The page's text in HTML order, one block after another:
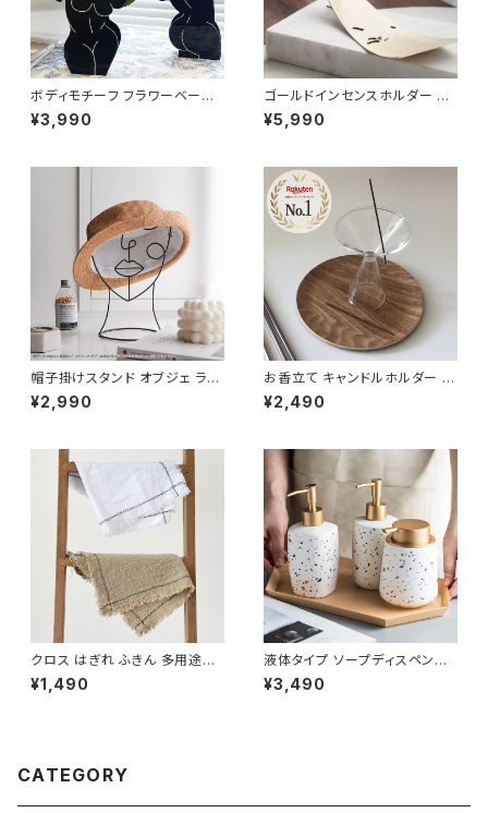
ボディモチーフ フラワーベース
花瓶 おしゃれ アート NTFV00
7
¥3,990
ゴールドインセンスホルダー 真
鍮 お香立て 線香立て INHL00
1
¥5,990
帽子掛けスタンド オブジェ ライ
ンアート アイアン フェイス OBJ
E002
¥2,990
お香立て キャンドルホルダー ガ
ラス 北欧 おしゃれ かわいい C
DST006
¥2,490
クロス はぎれ ふきん 多用途ク
ロス キッチンクロス 綿麻 混 CL
TH101
¥1,490
液体タイプ ソープディスペンサ
ー 陶磁器 おしゃれ 詰め替え容
器 SPDP002
¥3,490
CATEGORY